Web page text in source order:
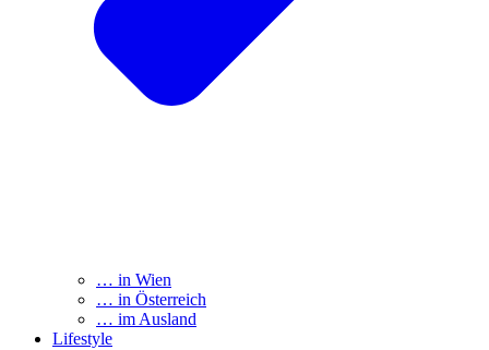
… in Wien
… in Österreich
… im Ausland
Lifestyle